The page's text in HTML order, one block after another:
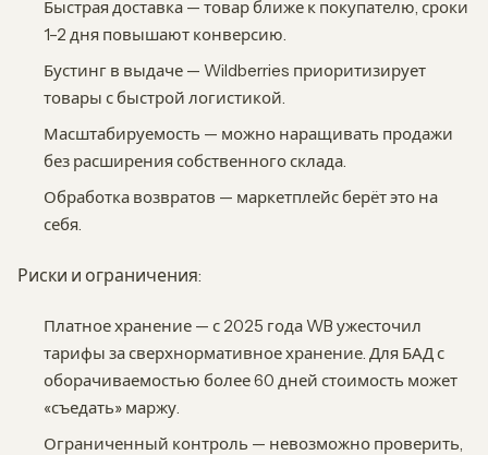
Быстрая доставка — товар ближе к покупателю, сроки
1–2 дня повышают конверсию.
Бустинг в выдаче — Wildberries приоритизирует
товары с быстрой логистикой.
Масштабируемость — можно наращивать продажи
без расширения собственного склада.
Обработка возвратов — маркетплейс берёт это на
себя.
Риски и ограничения:
Платное хранение — с 2025 года WB ужесточил
тарифы за сверхнормативное хранение. Для БАД с
оборачиваемостью более 60 дней стоимость может
«съедать» маржу.
Ограниченный контроль — невозможно проверить,